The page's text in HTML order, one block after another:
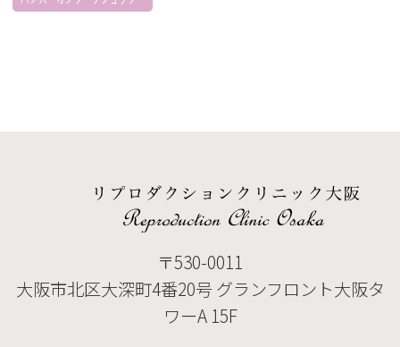
〒530-0011
大阪市北区大深町4番20号 グランフロント大阪タ
ワーA 15F